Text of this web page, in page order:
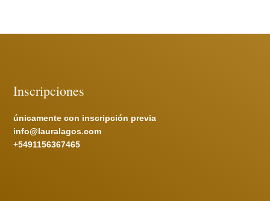
Inscripciones
únicamente con inscripción previa
info@lauralagos.com
+5491156367465